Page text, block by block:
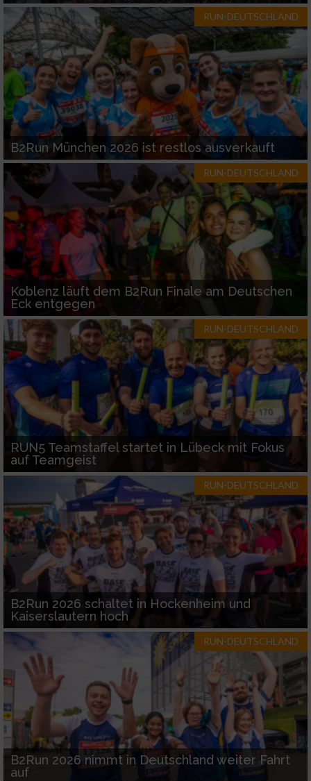
RUN-DEUTSCHLAND
B2Run München 2026 ist restlos ausverkauft
RUN-DEUTSCHLAND
Koblenz läuft dem B2Run Finale am Deutschen
Eck entgegen
RUN-DEUTSCHLAND
RUN5 Teamstaffel startet in Lübeck mit Fokus
auf Teamgeist
RUN-DEUTSCHLAND
B2Run 2026 schaltet in Hockenheim und
Kaiserslautern hoch
RUN-DEUTSCHLAND
B2Run 2026 nimmt in Deutschland weiter Fahrt
auf